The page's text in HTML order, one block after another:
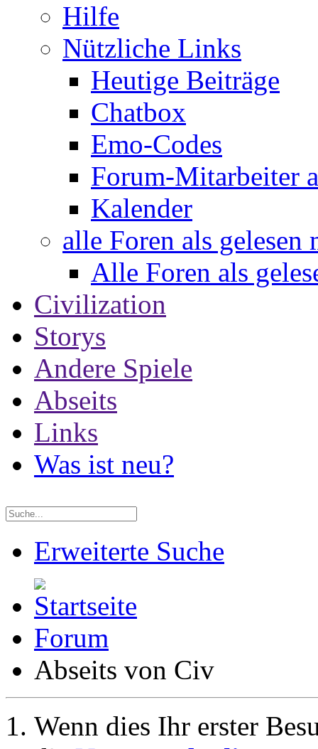
Hilfe
Nützliche Links
Heutige Beiträge
Chatbox
Emo-Codes
Forum-Mitarbeiter
Kalender
alle Foren als gelesen
Alle Foren als
Civilization
Storys
Andere Spiele
Abseits
Links
Was ist neu?
Erweiterte Suche
Forum
Abseits von Civ
Wenn dies Ihr erster